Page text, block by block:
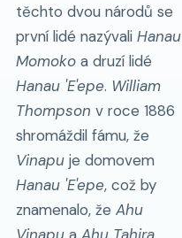
těchto dvou národů se
první lidé nazývali Hanau
Momokoa druzí lidé
Hanau 'E'epe. William
Thompson v roce 1886
shromáždil fámu, že
Vinapuje domovem
Hanau 'E'epe, což by
znamenalo, že Ahu
Vinapua Ahu Tahira